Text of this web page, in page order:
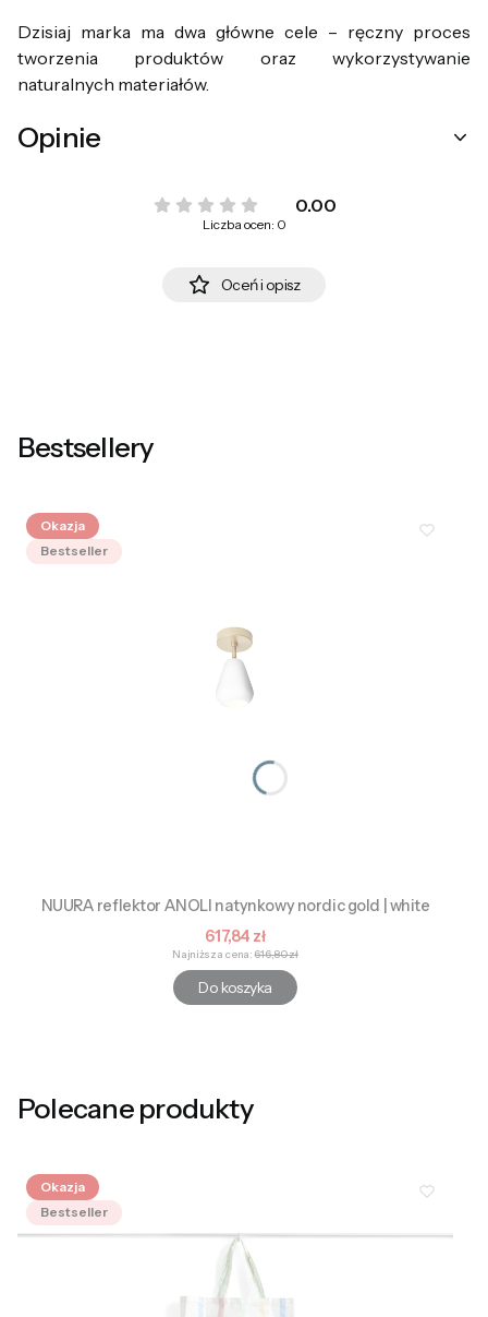
Dzisiaj marka ma dwa główne cele – ręczny proces
tworzenia produktów oraz wykorzystywanie
naturalnych materiałów.
Opinie
0.00
Liczba ocen: 0
Oceń i opisz
Bestsellery
Okazja
Bestseller
NUURA reflektor ANOLI natynkowy nordic gold | white
Cena promocyjna
617,84 zł
Najniższa cena: 616,80 zł
Do koszyka
Polecane produkty
Okazja
Bestseller